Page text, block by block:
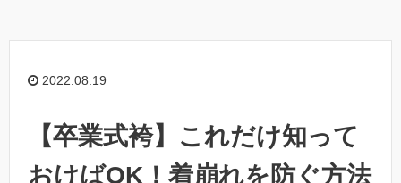
2022.08.19
【卒業式袴】これだけ知って
おけばOK！着崩れを防ぐ方法